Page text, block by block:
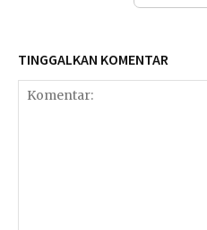
TINGGALKAN KOMENTAR